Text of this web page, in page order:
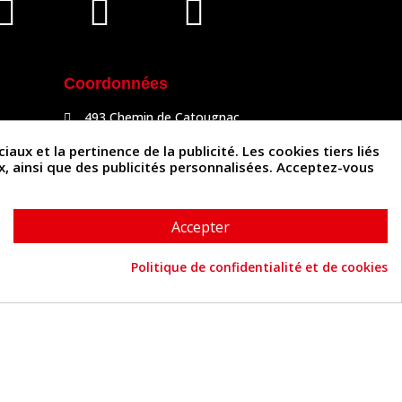
Coordonnées
493 Chemin de Catougnac
05 63 34 51 88
contact@cuirenstock.com
et la pertinence de la publicité. Les cookies tiers liés
que des publicités personnalisées. Acceptez-vous
Accepter
Politique de confidentialité et de cookies